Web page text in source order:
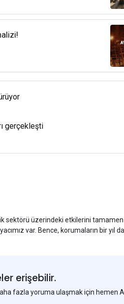
gerçekleşti
sektörü üzerindeki etkilerini tamamen
var. Bence, korumaların bir yıl
erişebilir.
fazla yoruma ulaşmak için hemen